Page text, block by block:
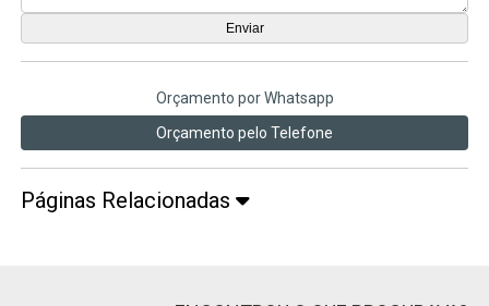
Orçamento por Whatsapp
Orçamento pelo Telefone
Páginas Relacionadas